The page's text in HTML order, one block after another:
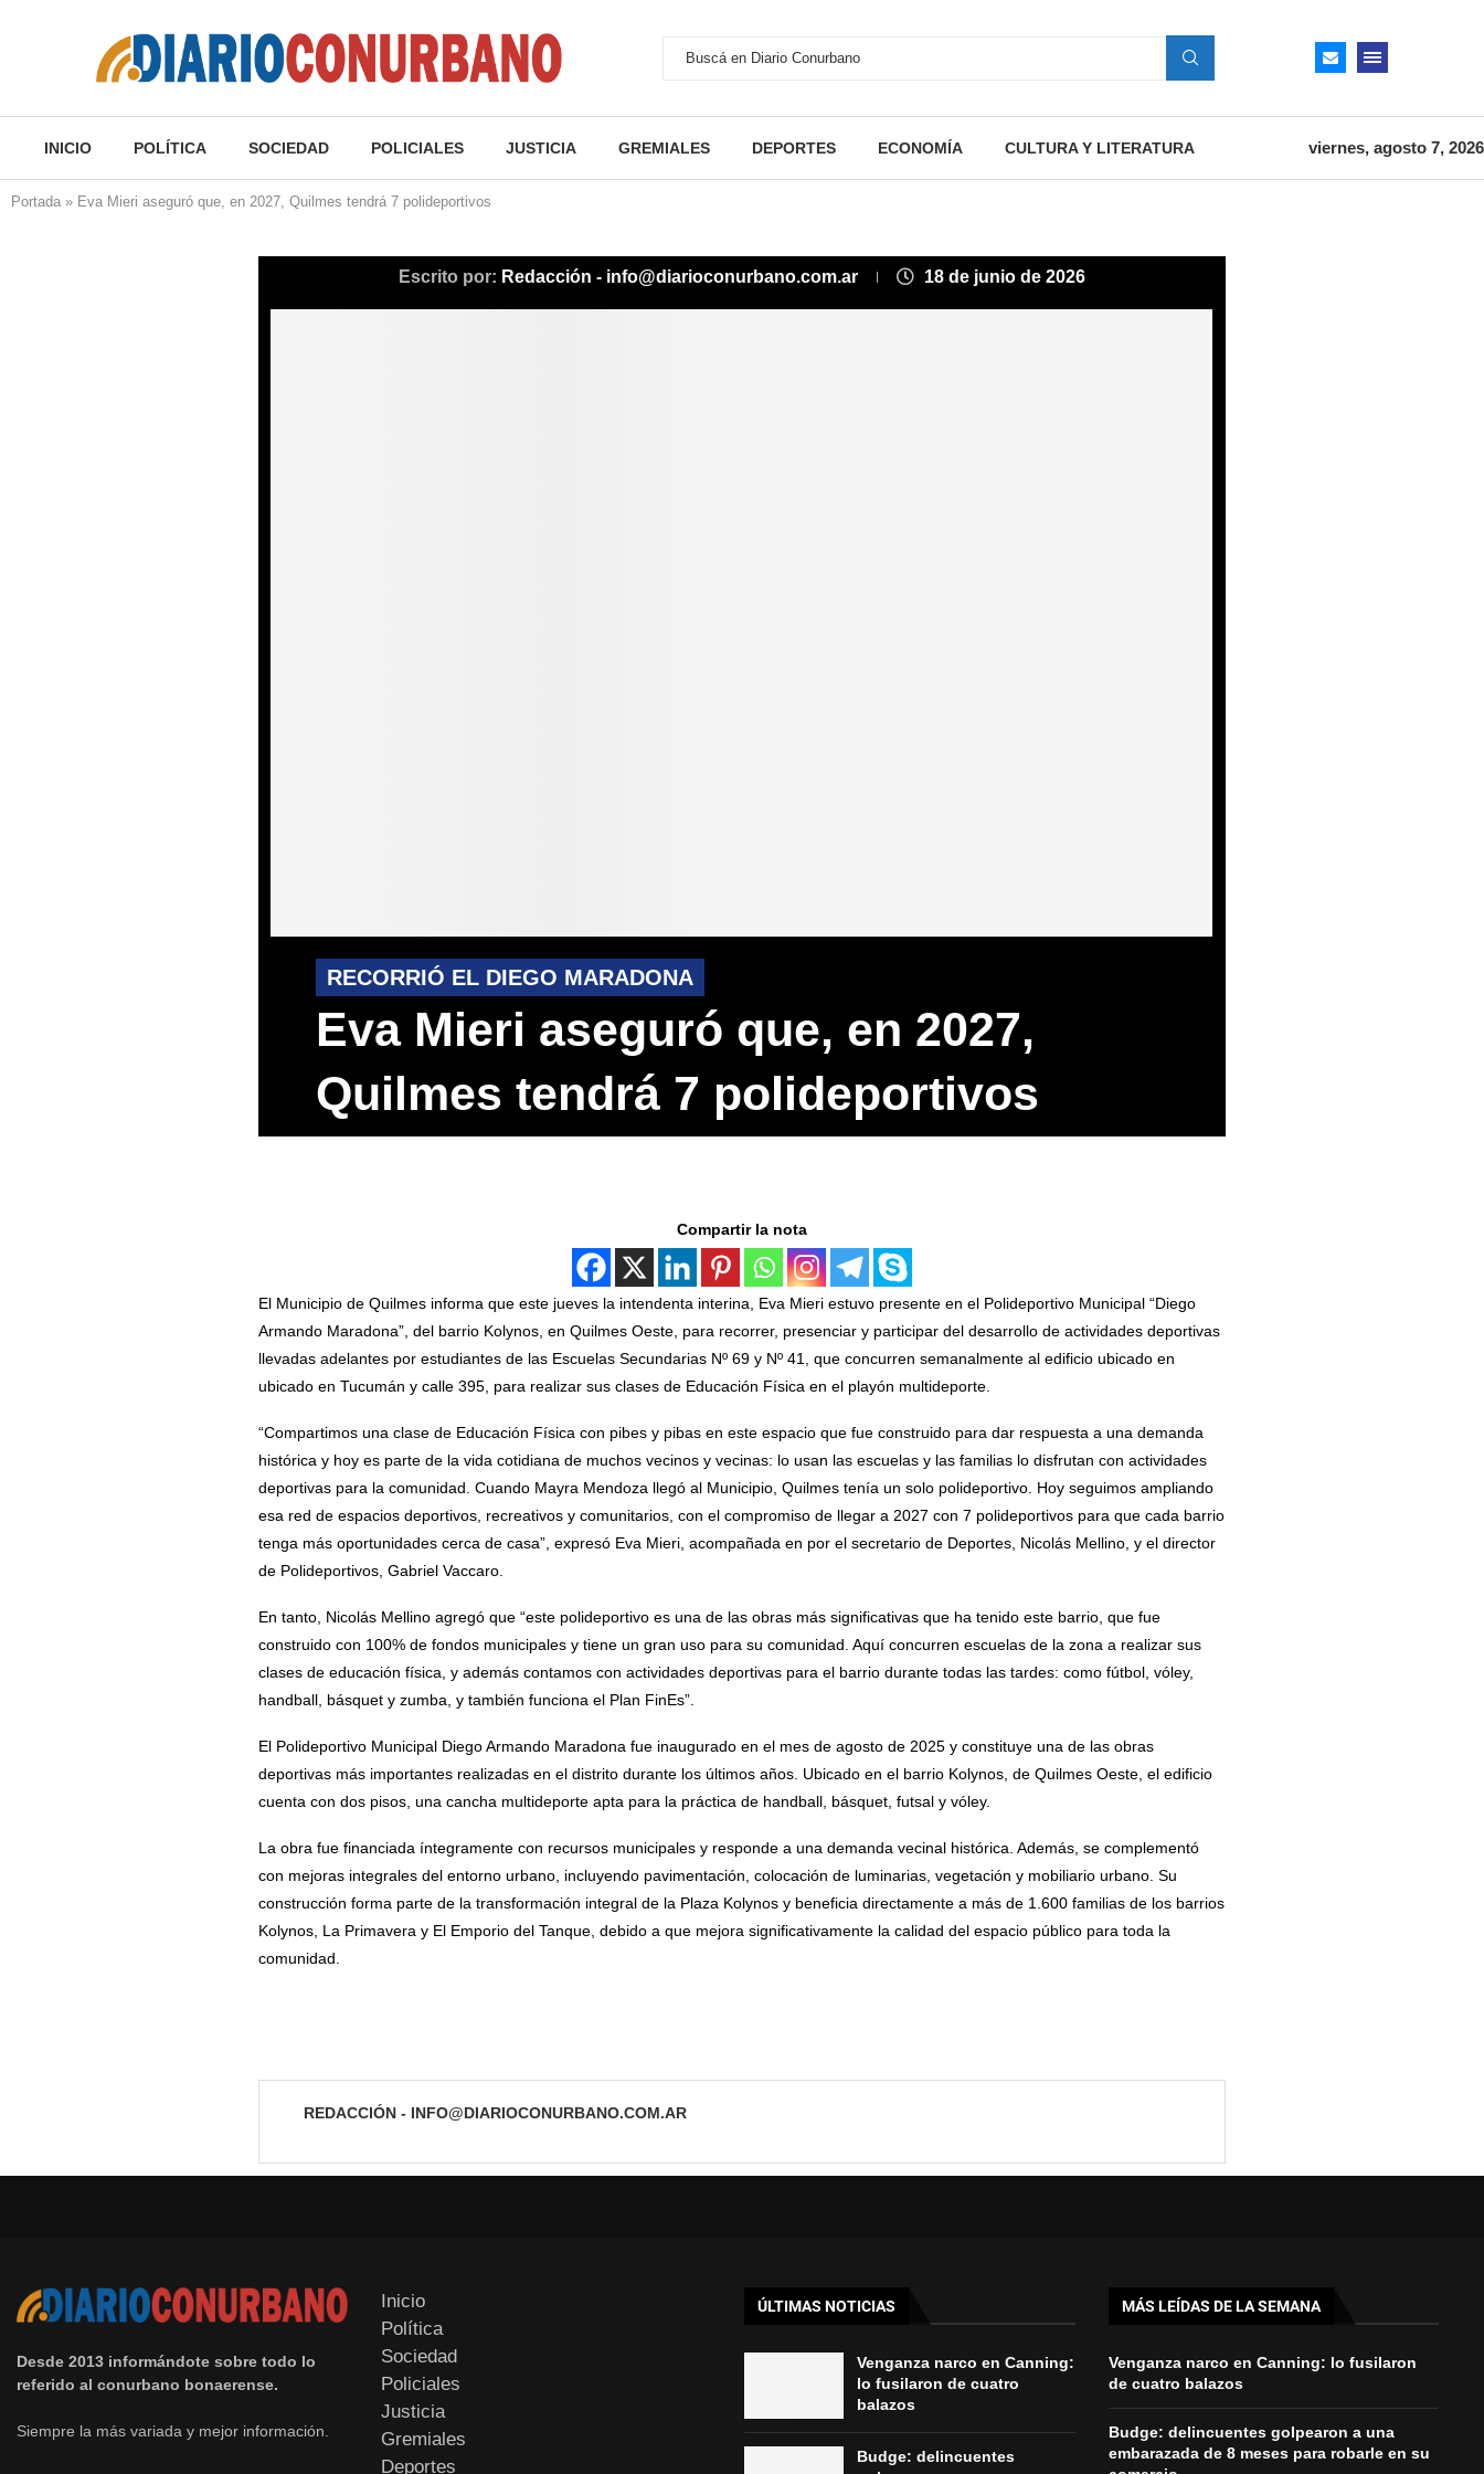
INICIO POLÍTICA SOCIEDAD POLICIALES JUSTICIA GREMIALES DEPORTES ECONOMÍA CULTURA Y LITERATURA viernes, agosto 7, 2026
Portada » Eva Mieri aseguró que, en 2027, Quilmes tendrá 7 polideportivos
Escrito por: Redacción - info@diarioconurbano.com.ar 18 de junio de 2026
RECORRIÓ EL DIEGO MARADONA
Eva Mieri aseguró que, en 2027,
Quilmes tendrá 7 polideportivos
Compartir la nota
El Municipio de Quilmes informa que este jueves la intendenta interina, Eva Mieri estuvo presente en el Polideportivo Municipal “Diego
Armando Maradona”, del barrio Kolynos, en Quilmes Oeste, para recorrer, presenciar y participar del desarrollo de actividades deportivas
llevadas adelantes por estudiantes de las Escuelas Secundarias Nº 69 y Nº 41, que concurren semanalmente al edificio ubicado en
ubicado en Tucumán y calle 395, para realizar sus clases de Educación Física en el playón multideporte.
“Compartimos una clase de Educación Física con pibes y pibas en este espacio que fue construido para dar respuesta a una demanda
histórica y hoy es parte de la vida cotidiana de muchos vecinos y vecinas: lo usan las escuelas y las familias lo disfrutan con actividades
deportivas para la comunidad. Cuando Mayra Mendoza llegó al Municipio, Quilmes tenía un solo polideportivo. Hoy seguimos ampliando
esa red de espacios deportivos, recreativos y comunitarios, con el compromiso de llegar a 2027 con 7 polideportivos para que cada barrio
tenga más oportunidades cerca de casa”, expresó Eva Mieri, acompañada en por el secretario de Deportes, Nicolás Mellino, y el director
de Polideportivos, Gabriel Vaccaro.
En tanto, Nicolás Mellino agregó que “este polideportivo es una de las obras más significativas que ha tenido este barrio, que fue
construido con 100% de fondos municipales y tiene un gran uso para su comunidad. Aquí concurren escuelas de la zona a realizar sus
clases de educación física, y además contamos con actividades deportivas para el barrio durante todas las tardes: como fútbol, vóley,
handball, básquet y zumba, y también funciona el Plan FinEs”.
El Polideportivo Municipal Diego Armando Maradona fue inaugurado en el mes de agosto de 2025 y constituye una de las obras
deportivas más importantes realizadas en el distrito durante los últimos años. Ubicado en el barrio Kolynos, de Quilmes Oeste, el edificio
cuenta con dos pisos, una cancha multideporte apta para la práctica de handball, básquet, futsal y vóley.
La obra fue financiada íntegramente con recursos municipales y responde a una demanda vecinal histórica. Además, se complementó
con mejoras integrales del entorno urbano, incluyendo pavimentación, colocación de luminarias, vegetación y mobiliario urbano. Su
construcción forma parte de la transformación integral de la Plaza Kolynos y beneficia directamente a más de 1.600 familias de los barrios
Kolynos, La Primavera y El Emporio del Tanque, debido a que mejora significativamente la calidad del espacio público para toda la
comunidad.
REDACCIÓN - INFO@DIARIOCONURBANO.COM.AR
Desde 2013 informándote sobre todo lo
referido al conurbano bonaerense.
Siempre la más variada y mejor información.
Inicio
Política
Sociedad
Policiales
Justicia
Gremiales
Deportes
ÚLTIMAS NOTICIAS
Venganza narco en Canning:
lo fusilaron de cuatro
balazos
Budge: delincuentes
MÁS LEÍDAS DE LA SEMANA
Venganza narco en Canning: lo fusilaron
de cuatro balazos
Budge: delincuentes golpearon a una
embarazada de 8 meses para robarle en su